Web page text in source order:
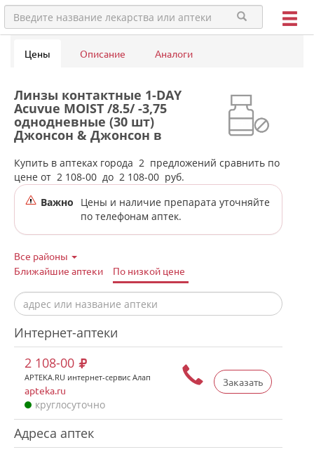
Цены Описание Аналоги
Линзы контактные 1-DAY
Acuvue MOIST /8.5/ -3,75
однодневные (30 шт)
Джонсон & Джонсон в
аптеках города Алапаевска
Купить в аптеках города 2 предложений сравнить по
цене от 2 108-00 до 2 108-00 руб.
Важно
Цены и наличие препарата уточняйте
по телефонам аптек.
Все районы
Ближайшие аптеки
По низкой цене
Интернет-аптеки
Заказать
2 108-00
APTEKA.RU интернет-сервис Алап
apteka.ru
круглосуточно
Адреса аптек